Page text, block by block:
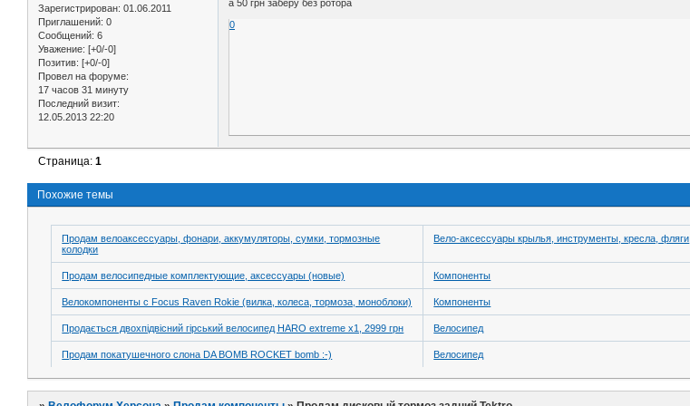
Зарегистрирован: 01.06.2011
Приглашений: 0
Сообщений: 6
Уважение: [+0/-0]
Позитив: [+0/-0]
Провел на форуме:
17 часов 31 минуту
Последний визит:
12.05.2013 22:20
а 50 грн заберу без ротора
0
Страница:1
Похожие темы
Продам велоаксессуары, фонари, аккумуляторы, сумки, тормозные
колодки
Вело-аксессуары крылья, инструменты, кресла, фляги
Продам велосипедные комплектующие, аксессуары (новые) Компоненты
Велокомпоненты c Focus Raven Rokie (вилка, колеса, тормоза, моноблоки) Компоненты
Продається двохпідвісний гірський велосипед HARO extreme x1, 2999 грн Велосипед
Продам покатушечного слона DA BOMB ROCKET bomb :-) Велосипед